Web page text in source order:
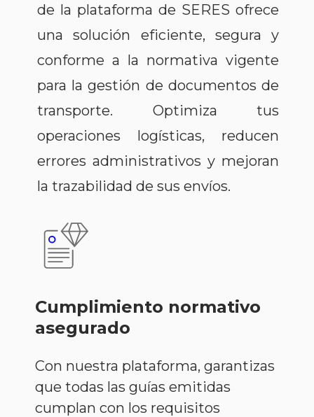
de la plataforma de SERES ofrece
una solución eficiente, segura y
conforme a la normativa vigente
para la gestión de documentos de
transporte. Optimiza tus
operaciones logísticas, reducen
errores administrativos y mejoran
la trazabilidad de sus envíos.
Cumplimiento normativo
asegurado
Con nuestra plataforma, garantizas
que todas las guías emitidas
cumplan con los requisitos